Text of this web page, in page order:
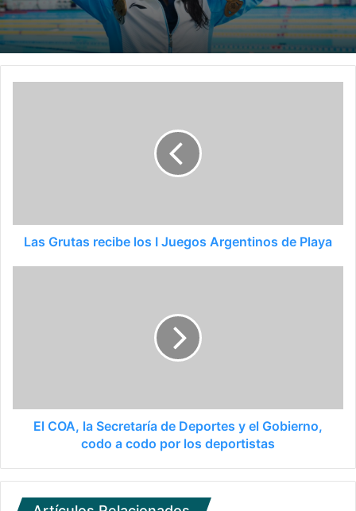
Las Grutas recibe los I Juegos Argentinos de Playa
El COA, la Secretaría de Deportes y el Gobierno,
codo a codo por los deportistas